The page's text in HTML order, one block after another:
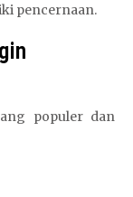
pencernaan.
populer dan